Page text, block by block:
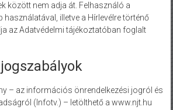
között nem adja át. Felhasználó a
használatával, illetve a Hírlevélre történő
az Adatvédelmi tájékoztatóban foglalt
– az információs önrendelkezési jogról és
(Infotv.) – letölthető a www.njt.hu